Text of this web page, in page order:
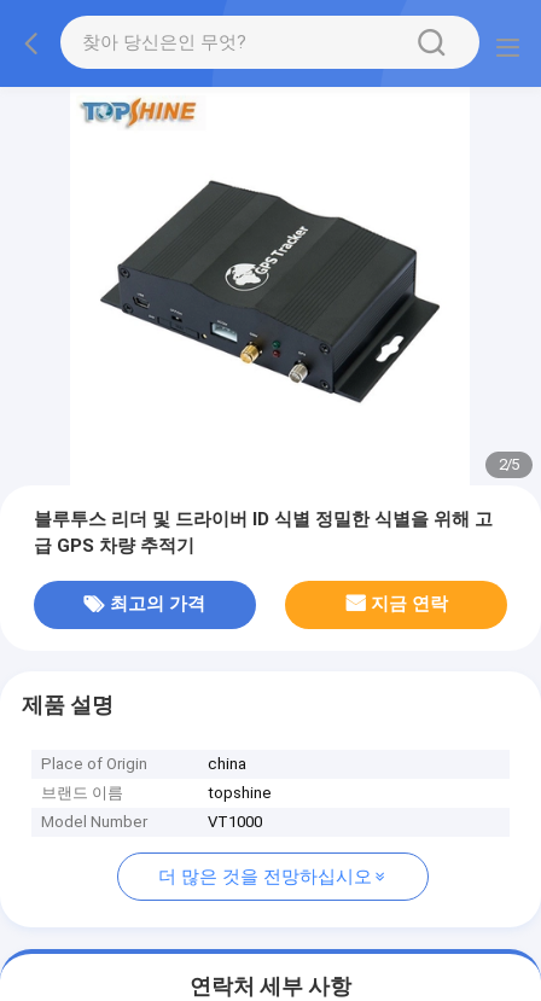
2/5
블루투스 리더 및 드라이버 ID 식별 정밀한 식별을 위해 고
급 GPS 차량 추적기
최고의 가격 지금 연락
제품 설명
Place of Origin
china
브랜드 이름
topshine
Model Number
VT1000
더 많은 것을 전망하십시오
연락처 세부 사항